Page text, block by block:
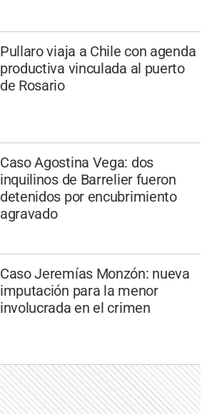
Pullaro viaja a Chile con agenda
productiva vinculada al puerto
de Rosario
Caso Agostina Vega: dos
inquilinos de Barrelier fueron
detenidos por encubrimiento
agravado
Caso Jeremías Monzón: nueva
imputación para la menor
involucrada en el crimen